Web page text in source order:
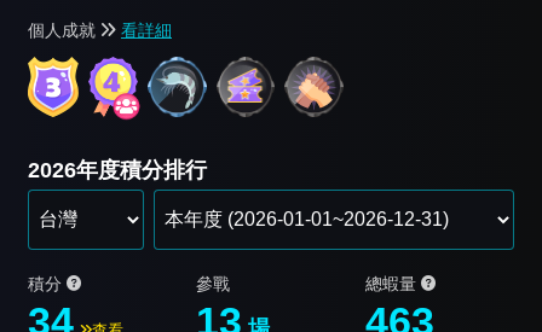
個人成就 看詳細
2026年度積分排行
積分
34
參戰
13
總蝦量
463